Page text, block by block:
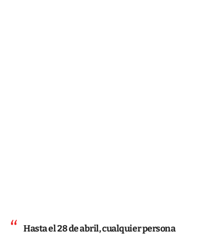
Hasta el 28 de abril, cualquier persona